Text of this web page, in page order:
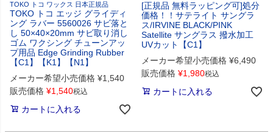
TOKO トコ ワックス 日本正規品
TOKO トコ エッジ グライディ
ング ラバー 5560026 サビ落と
し 50×40×20mm サビ取り消し
ゴム ワクシング チューンアッ
プ用品 Edge Grinding Rubber
【C1】【K1】【N1】
メーカー希望小売価格 ¥1,540
販売価格 ¥1,540税込
カートに入れる
[正規品 無料ラッピング可]処分
価格！！サテライト サングラ
ス/IRVINE BLACK/PINK
Satellite サングラス 撥水加工
UVカット【C1】
メーカー希望小売価格 ¥6,490
販売価格 ¥1,980税込
カートに入れる